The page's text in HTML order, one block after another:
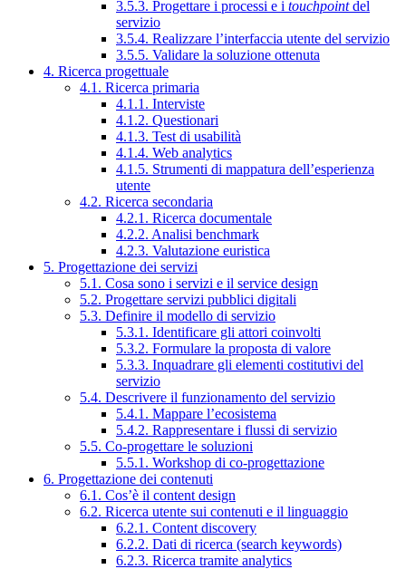
3.5.3. Progettare i processi e i touchpointdel
servizio
3.5.4. Realizzare l’interfaccia utente del servizio
3.5.5. Validare la soluzione ottenuta
4. Ricerca progettuale
4.1. Ricerca primaria
4.1.1. Interviste
4.1.2. Questionari
4.1.3. Test di usabilità
4.1.4. Web analytics
4.1.5. Strumenti di mappatura dell’esperienza
utente
4.2. Ricerca secondaria
4.2.1. Ricerca documentale
4.2.2. Analisi benchmark
4.2.3. Valutazione euristica
5. Progettazione dei servizi
5.1. Cosa sono i servizi e il service design
5.2. Progettare servizi pubblici digitali
5.3. Definire il modello di servizio
5.3.1. Identificare gli attori coinvolti
5.3.2. Formulare la proposta di valore
5.3.3. Inquadrare gli elementi costitutivi del
servizio
5.4. Descrivere il funzionamento del servizio
5.4.1. Mappare l’ecosistema
5.4.2. Rappresentare i flussi di servizio
5.5. Co-progettare le soluzioni
5.5.1. Workshop di co-progettazione
6. Progettazione dei contenuti
6.1. Cos’è il content design
6.2. Ricerca utente sui contenuti e il linguaggio
6.2.1. Content discovery
6.2.2. Dati di ricerca (search keywords)
6.2.3. Ricerca tramite analytics